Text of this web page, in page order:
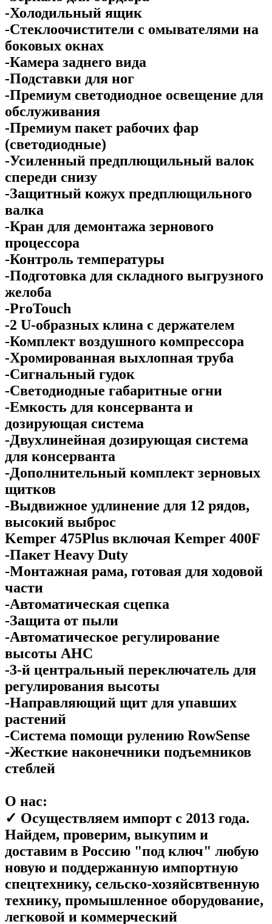
-Холодильный ящик
-Стеклоочистители с омывателями на
боковых окнах
-Камера заднего вида
-Подставки для ног
-Премиум светодиодное освещение для
обслуживания
-Премиум пакет рабочих фар
(светодиодные)
-Усиленный предплющильный валок
спереди снизу
-Защитный кожух предплющильного
валка
-Кран для демонтажа зернового
процессора
-Контроль температуры
-Подготовка для складного выгрузного
желоба
-ProTouch
-2 U-образных клина с держателем
-Комплект воздушного компрессора
-Хромированная выхлопная труба
-Сигнальный гудок
-Светодиодные габаритные огни
-Емкость для консерванта и
дозирующая система
-Двухлинейная дозирующая система
для консерванта
-Дополнительный комплект зерновых
щитков
-Выдвижное удлинение для 12 рядов,
высокий выброс
Kemper 475Plus включая Kemper 400F
-Пакет Heavy Duty
-Монтажная рама, готовая для ходовой
части
-Автоматическая сцепка
-Защита от пыли
-Автоматическое регулирование
высоты AHC
-3-й центральный переключатель для
регулирования высоты
-Направляющий щит для упавших
растений
-Система помощи рулению RowSense
-Жесткие наконечники подъемников
стеблей
О нас:
✓ Осуществляем импорт с 2013 года.
Найдем, проверим, выкупим и
доставим в Россию "под ключ" любую
новую и поддержанную импортную
спецтехнику, сельско-хозяйсвтвенную
технику, промышленное оборудование,
легковой и коммерческий